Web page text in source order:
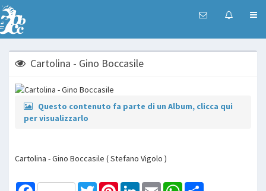
Cartolina - Gino Boccasile
Questo contenuto fa parte di un Album, clicca qui
per visualizzarlo
Cartolina - Gino Boccasile ( Stefano Vigolo )
Facebook TwitterPinterestLinkedInEmail WhatsApp